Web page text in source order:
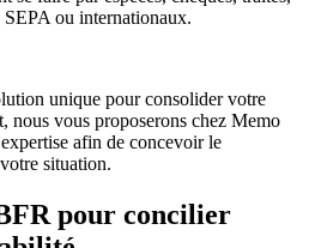
ou internationaux.
unique pour consolider votre
nous vous proposerons chez Memo
afin de concevoir le
situation.
pour concilier